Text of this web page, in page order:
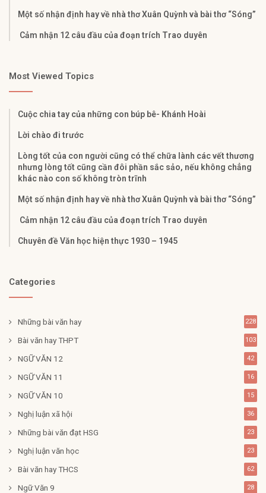
Một số nhận định hay về nhà thơ Xuân Quỳnh và bài thơ “Sóng”
Cảm nhận 12 câu đầu của đoạn trích Trao duyên
Most Viewed Topics
Cuộc chia tay của những con búp bê- Khánh Hoài
Lời chào đi trước
Lòng tốt của con người cũng có thể chữa lành các vết thương
nhưng lòng tốt cũng cần đôi phần sắc sảo, nếu không chẳng
khác nào con số không tròn trĩnh
Một số nhận định hay về nhà thơ Xuân Quỳnh và bài thơ “Sóng”
Cảm nhận 12 câu đầu của đoạn trích Trao duyên
Chuyên đề Văn học hiện thực 1930 – 1945
Categories
Những bài văn hay 228
Bài văn hay THPT 103
NGỮ VĂN 12 42
NGỮ VĂN 11 16
NGỮ VĂN 10 15
Nghị luận xã hội 36
Những bài văn đạt HSG 23
Nghị luận văn học 23
Bài văn hay THCS 62
Ngữ Văn 9 28